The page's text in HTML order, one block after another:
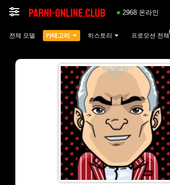
2968 온라인
전체 모델 카테고리 히스토리 프로모션 전체